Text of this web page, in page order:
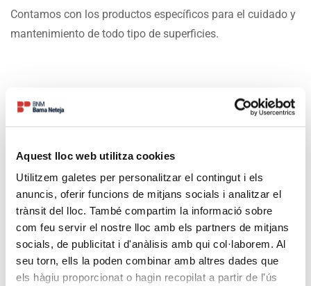
Aquest lloc web utilitza cookies
Utilitzem galetes per personalitzar el contingut i els
anuncis, oferir funcions de mitjans socials i analitzar el
trànsit del lloc. També compartim la informació sobre
com feu servir el nostre lloc amb els partners de mitjans
socials, de publicitat i d'anàlisis amb qui col·laborem. Al
seu torn, ells la poden combinar amb altres dades que
els hàgiu proporcionat o hagin recopilat a partir de l'ús
Contamos con los productos específicos para el cuidado y
mantenimiento de todo tipo de superficies.